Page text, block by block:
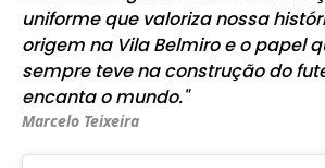
uniforme que valoriza nossa
origem na Vila Belmiro e o papel
sempre teve na construção do
encanta o mundo."
Marcelo Teixeira